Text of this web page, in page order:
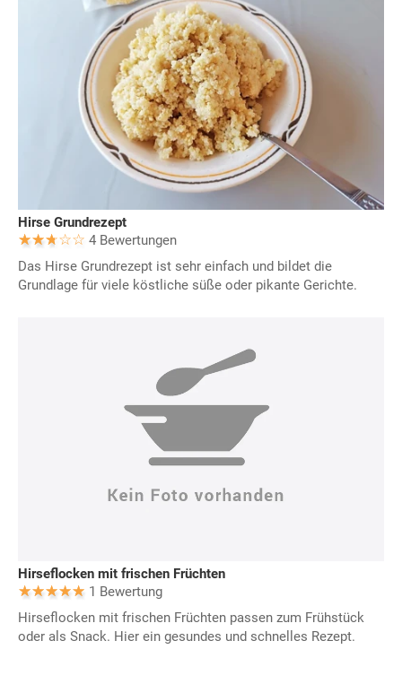
Hirse Grundrezept
4 Bewertungen
Das Hirse Grundrezept ist sehr einfach und bildet die
Grundlage für viele köstliche süße oder pikante Gerichte.
Hirseflocken mit frischen Früchten
1 Bewertung
Hirseflocken mit frischen Früchten passen zum Frühstück
oder als Snack. Hier ein gesundes und schnelles Rezept.